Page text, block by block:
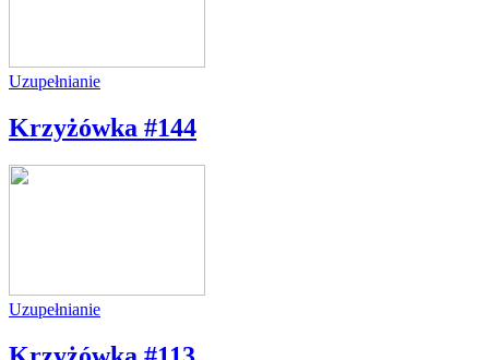
Uzupełnianie
Krzyżówka #144
Uzupełnianie